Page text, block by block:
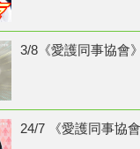
3/8《愛護同事協會
24/7 《愛護同事協